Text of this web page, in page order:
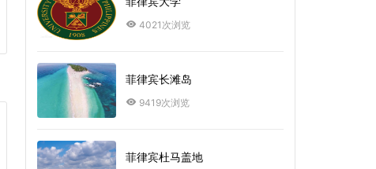
4021次浏览
菲律宾长滩岛
9419次浏览
菲律宾杜马盖地